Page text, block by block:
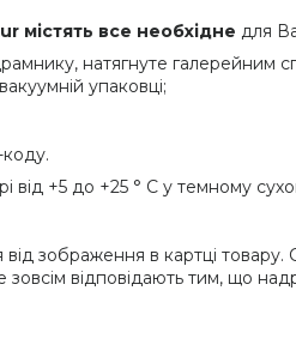
містять все необхідне для
натягнуте галерейним
упаковці;
коду.
від +5 до +25 ° C у темному
зображення в картці
відповідають тим, що